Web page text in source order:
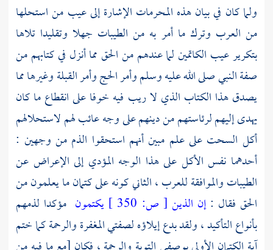
ولما كان في بيان هذه المحرمات الإشارة إلى عيب من استحلها
من العرب وترك ما أمر به من الطيبات جهلا وتقليدا تلاها
بتكرير عيب الكاتمين لما عندهم من الحق مما أنزل في كتابهم من
صفة النبي صلى الله عليه وسلم وأمر الحج وأمر القبلة وغيرها مما
يصدق هذا الكتاب الذي لا ريب فيه خوفا على انقطاع ما كان
يهدى إليهم لرئاستهم من دينهم على وجه عائب لهم لاستحلالهم
أكل السحت على علم مبين أنهم استحقوا الذم من وجهين :
أحدهما نفس الأكل على هذا الوجه المؤدي إلى الإعراض عن
الطيبات والموافقة للعرب ، الثاني كونه على كتمان ما يعلمون من
الحق فقال :إن الذين [ ص: يكتمون مؤكدا لذمهم
بأنواع التأكيد ، ولقد بدع إيلاؤه لصفتي المغفرة والرحمة كما ختم